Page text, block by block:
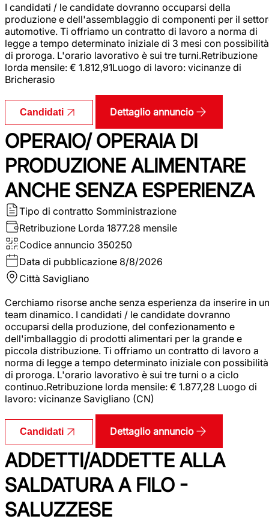
I candidati / le candidate dovranno occuparsi della
produzione e dell'assemblaggio di componenti per il
automotive. Ti offriamo un contratto di lavoro a norma di
legge a tempo determinato iniziale di 3 mesi con possibilità
di proroga. L'orario lavorativo è sui tre turni.Retribuzione
lorda mensile: € 1.812,91Luogo di lavoro: vicinanze di
Bricherasio
Candidati Dettaglio annuncio
OPERAIO/ OPERAIA DI
PRODUZIONE ALIMENTARE
ANCHE SENZA ESPERIENZA
Tipo di contratto Somministrazione
Retribuzione Lorda 1877.28 mensile
Codice annuncio 350250
Data di pubblicazione 8/8/2026
Città Savigliano
Cerchiamo risorse anche senza esperienza da inserire in un
team dinamico. I candidati / le candidate dovranno
occuparsi della produzione, del confezionamento e
dell'imballaggio di prodotti alimentari per la grande e
piccola distribuzione. Ti offriamo un contratto di lavoro a
norma di legge a tempo determinato iniziale con possibilità
di proroga. L'orario lavorativo è sui tre turni o a ciclo
continuo.Retribuzione lorda mensile: € 1.877,28 Luogo di
lavoro: vicinanze Savigliano (CN)
Candidati Dettaglio annuncio
ADDETTI/ADDETTE ALLA
SALDATURA A FILO -
SALUZZESE